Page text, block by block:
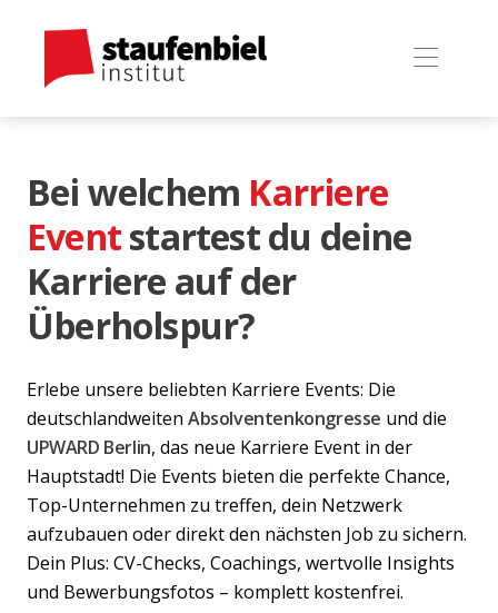
Bei welchem Karriere
Eventstartest du deine
Karriere auf der
Überholspur?
Erlebe unsere beliebten Karriere Events: Die
deutschlandweiten Absolventenkongresse und die
UPWARD Berlin, das neue Karriere Event in der
Hauptstadt! Die Events bieten die perfekte Chance,
Top-Unternehmen zu treffen, dein Netzwerk
aufzubauen oder direkt den nächsten Job zu sichern.
Dein Plus: CV-Checks, Coachings, wertvolle Insights
und Bewerbungsfotos – komplett kostenfrei.